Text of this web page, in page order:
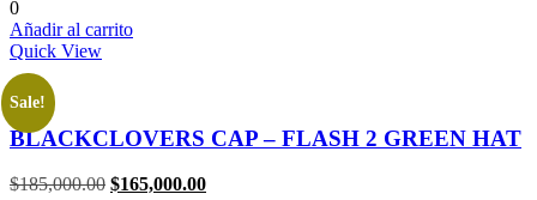
0
Añadir al carrito
Quick View
Sale!
BLACKCLOVERS CAP – FLASH 2 GREEN HAT
$185,000.00 $165,000.00